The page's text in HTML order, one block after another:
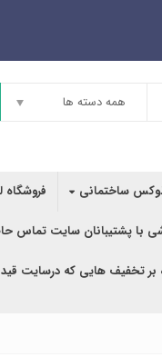
همه دسته ها
ساختمانی فروشگاه
با پشتیبانان سایت تماس
بر تخفیف هایی که درسایت